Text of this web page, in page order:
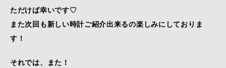
ただけば幸いです♡
また次回も新しい時計ご紹介出来るの楽しみにしておりま
す！
それでは、また！